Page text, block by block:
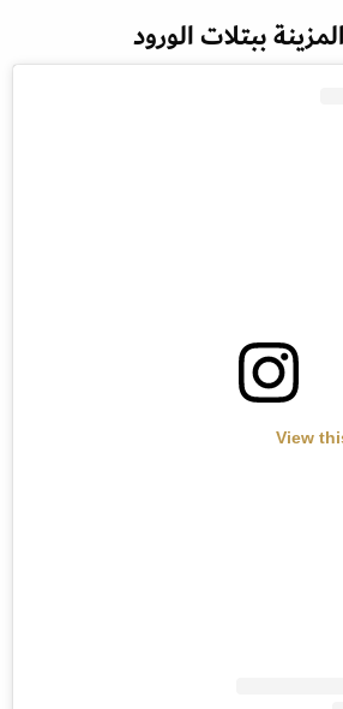
ببتلات الورود
View